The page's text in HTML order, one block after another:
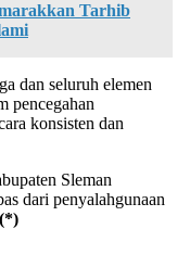
Tarhib
dan seluruh elemen
pencegahan
konsisten dan
Sleman
dari penyalahgunaan
(*)